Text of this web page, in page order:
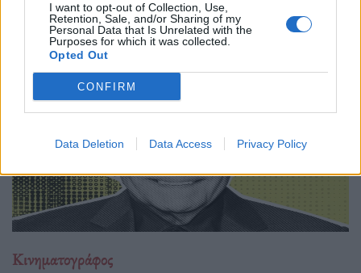
I want to opt-out of Collection, Use,
Retention, Sale, and/or Sharing of my
Personal Data that Is Unrelated with the
Purposes for which it was collected.
Opted Out
CONFIRM
Data Deletion Data Access Privacy Policy
σκοτεινές και πολιτικές αναγνώσεις.
Κινηματογράφος